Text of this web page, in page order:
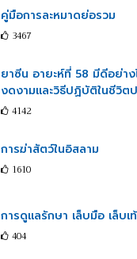
คู่มือการละหมาดย่อรวม
3467
ยาซีน อายะห์ที่ 58 มีดีอย่า
งดงามและวิธีปฏิบัติในชีวิตป
4142
การฆ่าสัตว์ในอิสลาม
1610
การดูแลรักษา เล็บมือ เล็บเ
404